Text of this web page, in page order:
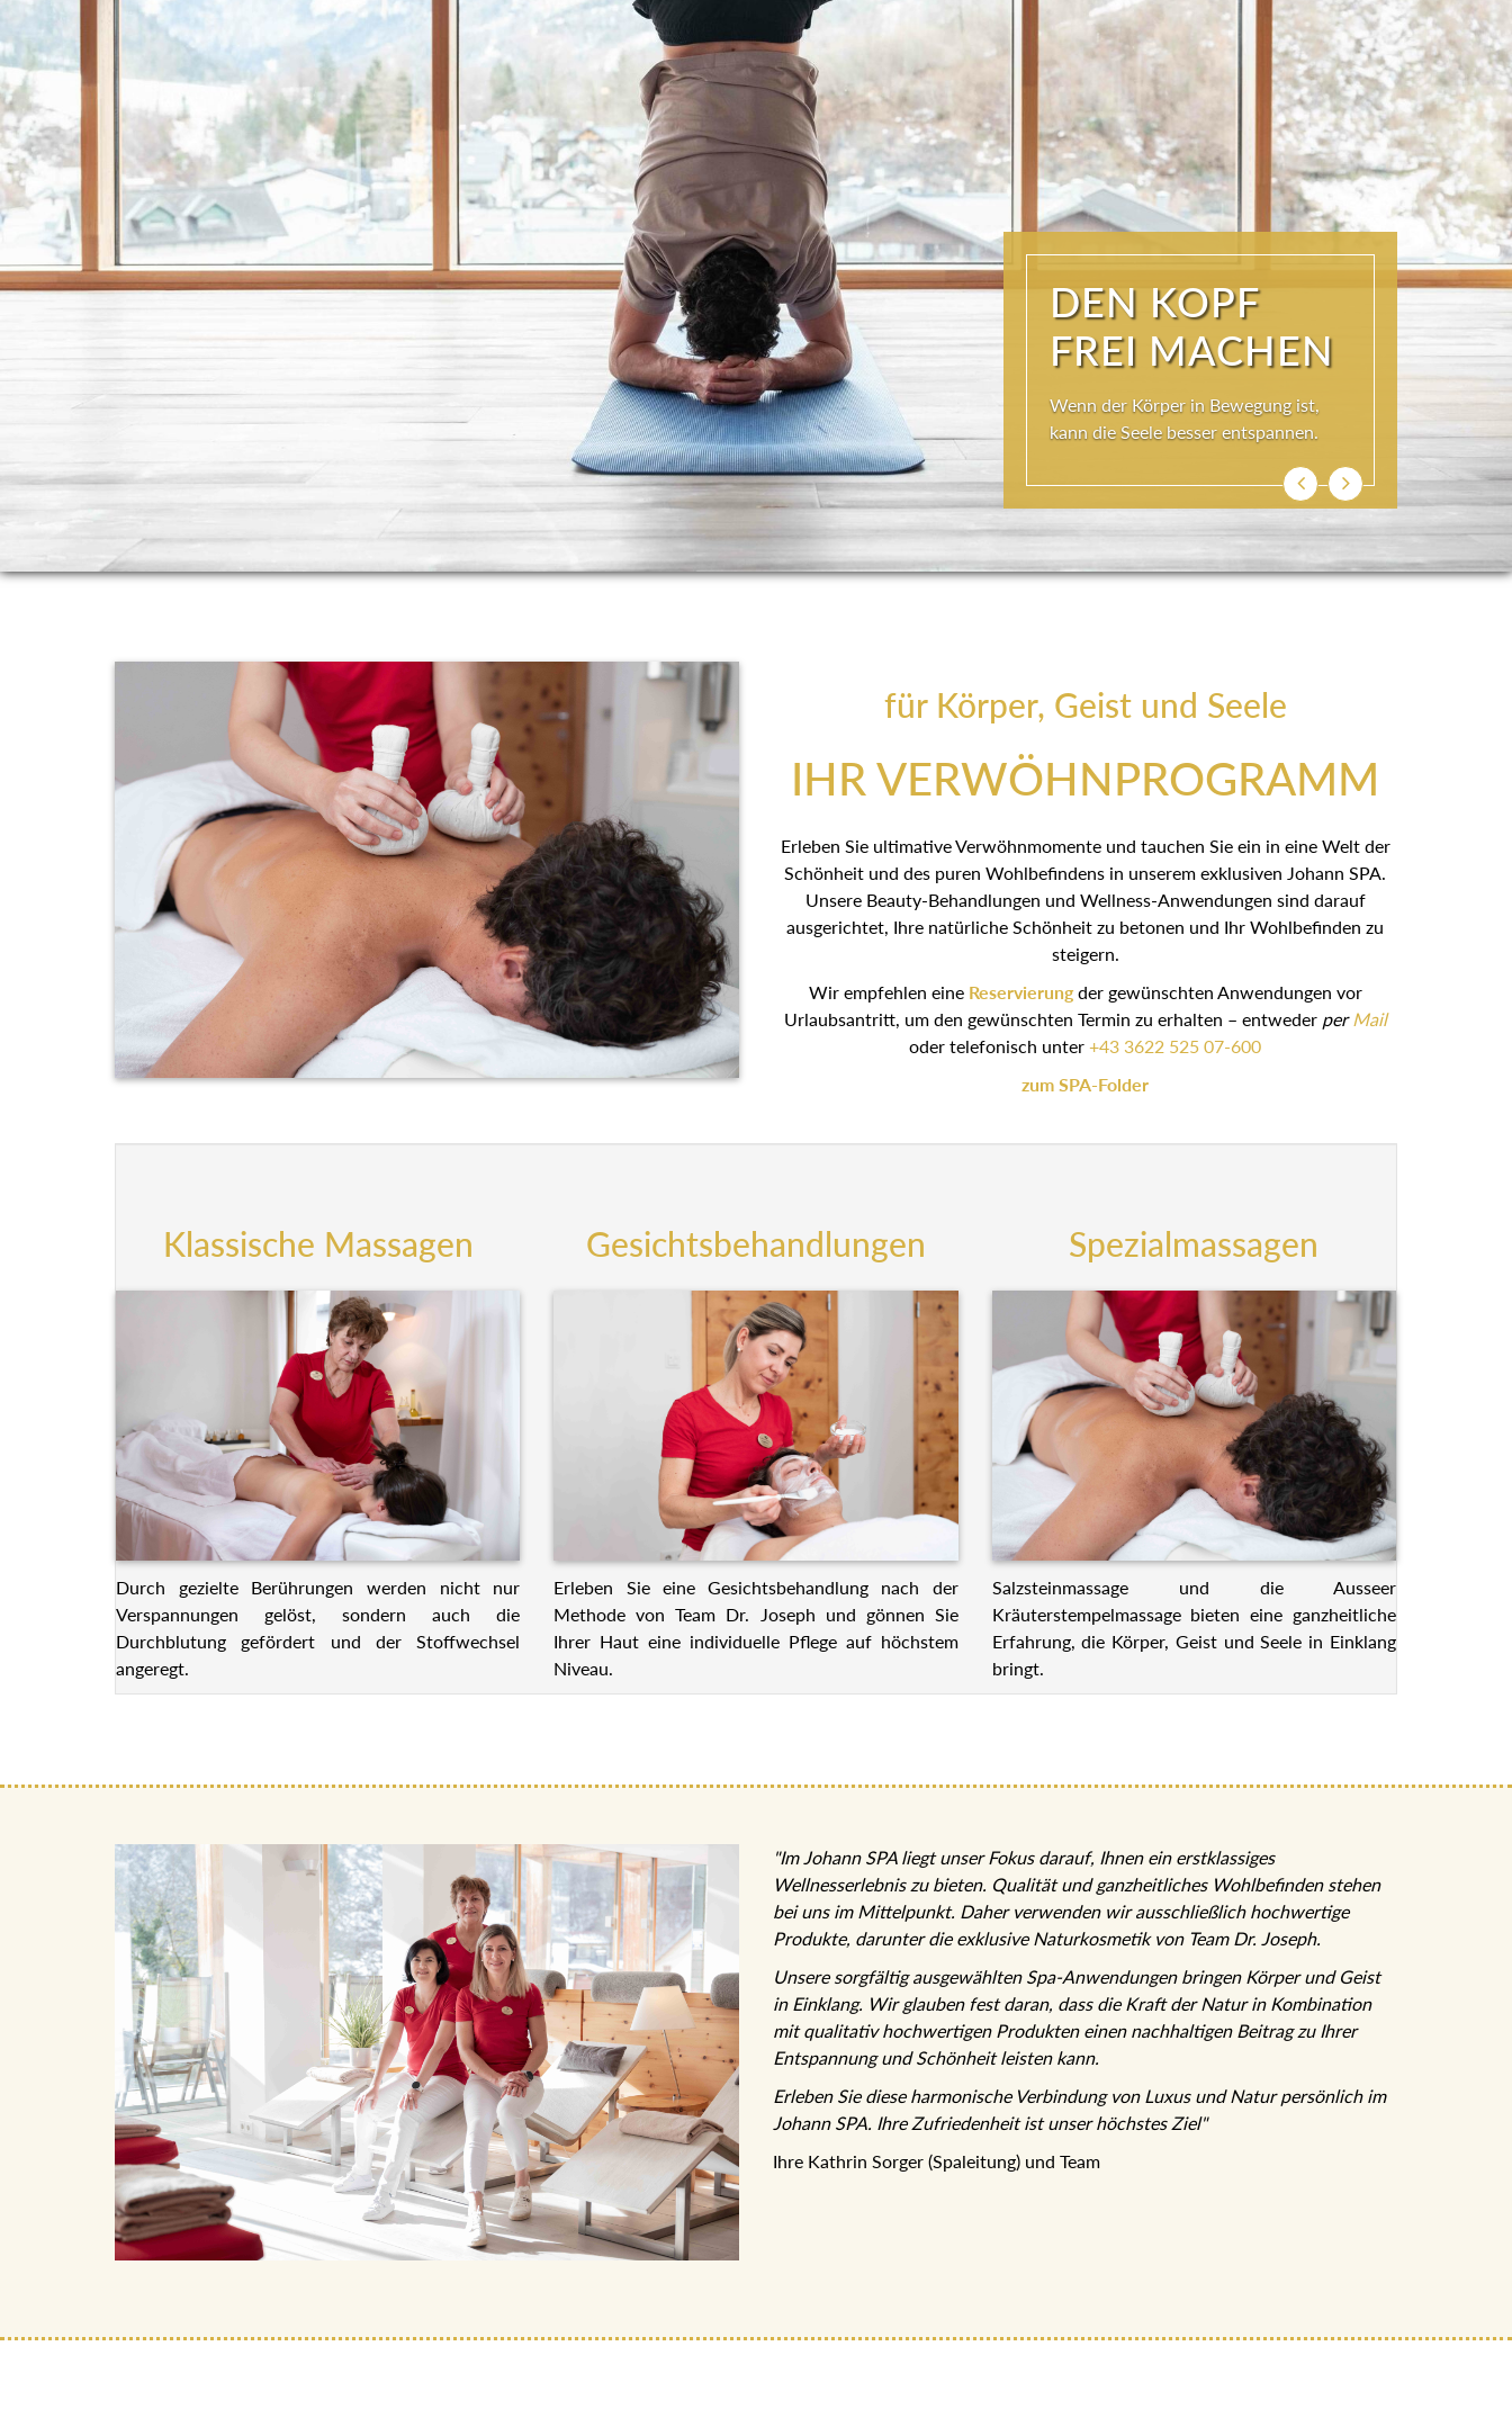
ÜBER DEN
DÄCHERN DER
KURSTADT
Schöner als im SKY SPA kann es im
so viel Himmel wird das Herz ganz
leicht und die Seele weit.
ZurückWeiter
für Körper, Geist und Seele
IHR VERWÖHNPROGRAMM
Erleben Sie ultimative Verwöhnmomente und tauchen Sie ein in eine Welt der
Schönheit und des puren Wohlbefindens in unserem exklusiven Johann SPA.
Unsere Beauty-Behandlungen und Wellness-Anwendungen sind darauf
ausgerichtet, Ihre natürliche Schönheit zu betonen und Ihr Wohlbefinden zu
steigern.
Wir empfehlen eineReservierungder gewünschten Anwendungen vor
Urlaubsantritt, um den gewünschten Termin zu erhalten – entweder perMail
oder telefonisch unter +43 3622 525 07-600
zum SPA-Folder
Klassische Massagen
Durch gezielte Berührungen werden nicht nur
Verspannungen gelöst, sondern auch die
Durchblutung gefördert und der Stoffwechsel
angeregt.
Gesichtsbehandlungen
Erleben Sie eine Gesichtsbehandlung nach der
Methode von Team Dr. Joseph und gönnen Sie
Ihrer Haut eine individuelle Pflege auf höchstem
Niveau.
Spezialmassagen
Salzsteinmassage und die Ausseer
Kräuterstempelmassage bieten eine ganzheitliche
Erfahrung, die Körper, Geist und Seele in Einklang
bringt.
"Im Johann SPA liegt unser Fokus darauf, Ihnen ein erstklassiges
Wellnesserlebnis zu bieten. Qualität und ganzheitliches Wohlbefinden stehen
bei uns im Mittelpunkt. Daher verwenden wir ausschließlich hochwertige
Produkte, darunter die exklusive Naturkosmetik von Team Dr. Joseph.
Unsere sorgfältig ausgewählten Spa-Anwendungen bringen Körper und Geist
in Einklang. Wir glauben fest daran, dass die Kraft der Natur in Kombination
mit qualitativ hochwertigen Produkten einen nachhaltigen Beitrag zu Ihrer
Entspannung und Schönheit leisten kann.
Erleben Sie diese harmonische Verbindung von Luxus und Natur persönlich
im Johann SPA. Ihre Zufriedenheit ist unser höchstes Ziel"
Ihre Kathrin Sorger (Spaleitung) und Team